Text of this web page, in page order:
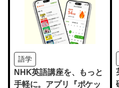
語学
NHK英語講座を、もっと
手軽に。アプリ『ポケッ